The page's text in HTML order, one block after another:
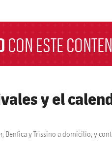
CON ESTE
y el
Benfica y Trissino a domicilio, y